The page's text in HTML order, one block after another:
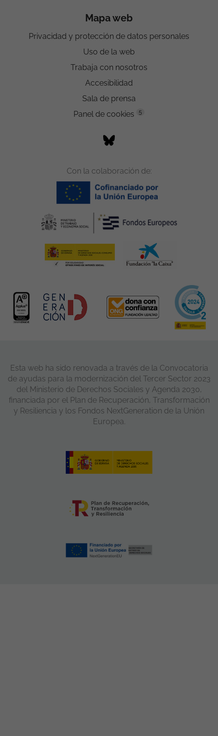
Mapa web
Privacidad y protección de datos personales
Uso de la web
Trabaja con nosotros
Accesibilidad
Sala de prensa
Panel de cookies
5
Con la colaboración de:
Esta web ha sido renovada a través de la Convocatoria
de ayudas para la modernización del Tercer Sector 2023
del Ministerio de Derechos Sociales y Agenda 2030,
financiada por el Plan de Recuperación, Transformación
y Resiliencia y los Fondos NextGeneration de la Unión
Europea.